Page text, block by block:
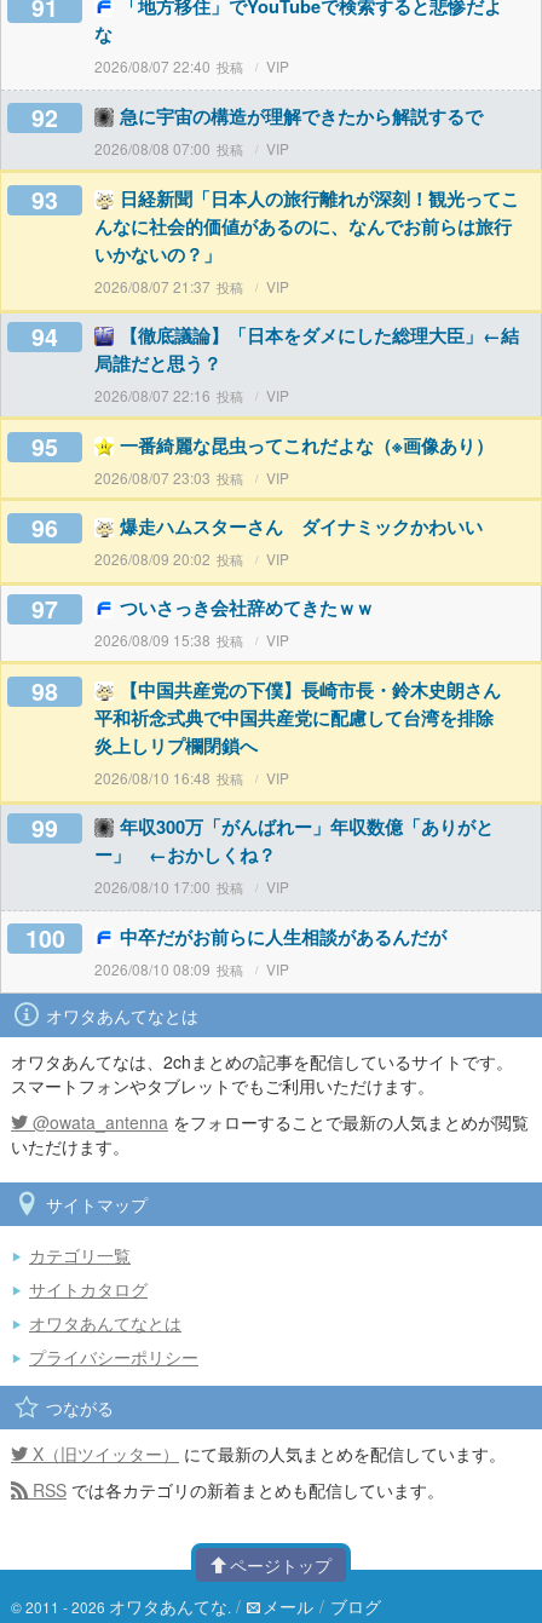
91
「地方移住」でYouTubeで検索すると悲惨だよ
な
2026/08/07 22:40 VIP
92 急に宇宙の構造が理解できたから解説するで
2026/08/08 07:00 VIP
93
日経新聞「日本人の旅行離れが深刻！観光ってこ
んなに社会的価値があるのに、なんでお前らは旅行
いかないの？」
2026/08/07 21:37 VIP
94
【徹底議論】「日本をダメにした総理大臣」←結
局誰だと思う？
2026/08/07 22:16 VIP
95 一番綺麗な昆虫ってこれだよな（※画像あり）
2026/08/07 23:03 VIP
96 爆走ハムスターさん ダイナミックかわいい
2026/08/09 20:02 VIP
97 ついさっき会社辞めてきたｗｗ
2026/08/09 15:38 VIP
98
【中国共産党の下僕】長崎市長・鈴木史朗さん
平和祈念式典で中国共産党に配慮して台湾を排除
炎上しリプ欄閉鎖へ
2026/08/10 16:48 VIP
99
年収300万「がんばれー」年収数億「ありがと
ー」 ←おかしくね？
2026/08/10 17:00 VIP
100 中卒だがお前らに人生相談があるんだが
2026/08/10 08:09 VIP
オワタあんてなとは
オワタあんてなは、2chまとめの記事を配信しているサイトです。
スマートフォンやタブレットでもご利用いただけます。
@owata_antenna をフォローすることで最新の人気まとめが閲覧
いただけます。
サイトマップ
カテゴリ一覧
サイトカタログ
オワタあんてなとは
プライバシーポリシー
つながる
X（旧ツイッター）
にて最新の人気まとめを配信しています。
RSS では各カテゴリの新着まとめも配信しています。
ページトップ
© 2011 - 2026 オワタあんてな. / メール / ブログ